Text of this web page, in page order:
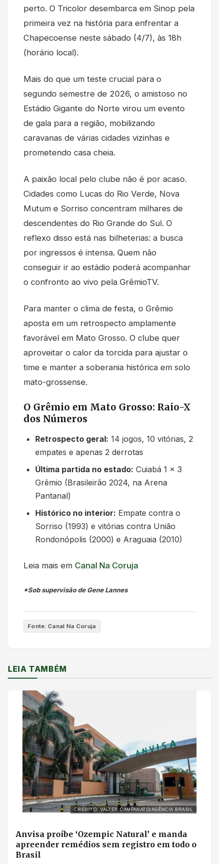
perto. O Tricolor desembarca em Sinop pela
primeira vez na história para enfrentar a
Chapecoense neste sábado (4/7), às 18h
(horário local).
Mais do que um teste crucial para o
segundo semestre de 2026, o amistoso no
Estádio Gigante do Norte virou um evento
de gala para a região, mobilizando
caravanas de várias cidades vizinhas e
prometendo casa cheia.
A paixão local pelo clube não é por acaso.
Cidades como Lucas do Rio Verde, Nova
Mutum e Sorriso concentram milhares de
descendentes do Rio Grande do Sul. O
reflexo disso está nas bilheterias: a busca
por ingressos é intensa. Quem não
conseguir ir ao estádio poderá acompanhar
o confronto ao vivo pela GrêmioTV.
Para manter o clima de festa, o Grêmio
aposta em um retrospecto amplamente
favorável em Mato Grosso. O clube quer
aproveitar o calor da torcida para ajustar o
time e manter a soberania histórica em solo
mato-grossense.
O Grêmio em Mato Grosso: Raio-X
dos Números
Retrospecto geral: 14 jogos, 10 vitórias, 2
empates e apenas 2 derrotas
Última partida no estado: Cuiabá 1 x 3
Grêmio (Brasileirão 2024, na Arena
Pantanal)
Histórico no interior: Empate contra o
Sorriso (1993) e vitórias contra União
Rondonópolis (2000) e Araguaia (2010)
Leia mais em Canal Na Coruja
*Sob supervisão de Gene Lannes
Fonte: Canal Na Coruja
LEIA TAMBÉM
CRÉDITO: VALTER CAMPANATO/AGÊNCIA BRASIL
Anvisa proíbe ‘Ozempic Natural’ e manda
apreender remédios sem registro em todo o
Brasil